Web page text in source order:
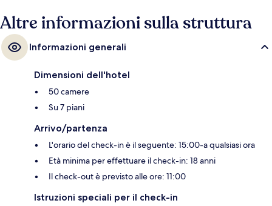
Altre informazioni sulla struttura
Informazioni generali
Dimensioni dell'hotel
50 camere
Su 7 piani
Arrivo/partenza
L'orario del check-in è il seguente: 15:00-a qualsiasi ora
Età minima per effettuare il check-in: 18 anni
Il check-out è previsto alle ore: 11:00
Istruzioni speciali per il check-in